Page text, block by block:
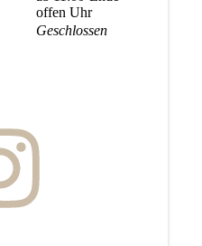
offen Uhr
Geschlossen